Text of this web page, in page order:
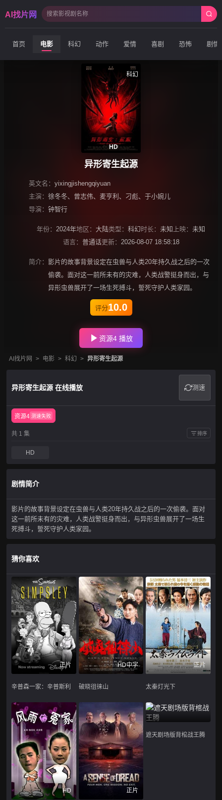
AI找片网
首页 电影 科幻 动作 爱情 喜剧 恐怖 剧情
科幻
HD
异形寄生起源
英文名： yixingjishengqiyuan
主演： 徐冬冬、 曾志伟、 麦亨利 、 刁彪、 于小婉儿
导演： 钟智行
年份： 2024年地区： 大陆类型： 科幻 时长： 未知 上映： 未知
语言： 普通话更新： 2026-08-07 18:58:18
简介： 影片的故事背景设定在虫兽与人类20年持久战之后的一次
偷袭。面对这一前所未有的灾难，人类战警挺身而出，与
异形虫兽展开了一场生死搏斗，誓死守护人类家园。
评分10.0
资源4 播放
AI找片网 > 电影 > 科幻 > 异形寄生起源
异形寄生起源 在线播放 测速
资源4 测速失败
共 1 集 排序
HD
剧情简介
影片的故事背景设定在虫兽与人类20年持久战之后的一次偷袭。面对
这一前所未有的灾难，人类战警挺身而出，与异形虫兽展开了一场生
死搏斗，誓死守护人类家园。
猜你喜欢
正片
辛普森一家：辛普斯利
HD中字
破晓徂徕山
正片
太秦灯光下
HD 正片
遮天剧场版背棺战王腾